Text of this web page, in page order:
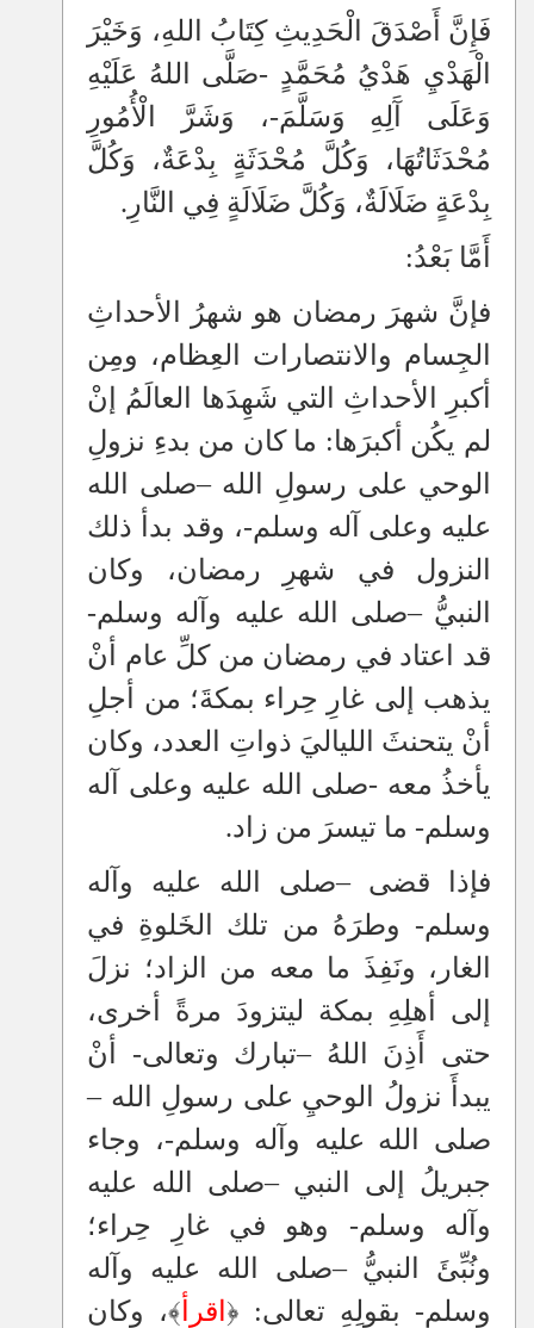
فَإِنَّ أَصْدَقَ الْحَدِيثِ كِتَابُ اللهِ، وَخَيْرَ
الْهَدْيِ هَدْيُ مُحَمَّدٍ -صَلَّى اللهُ عَلَيْهِ
وَعَلَى آَلِهِ وَسَلَّمَ-، وَشَرَّ الْأُمُورِ
مُحْدَثَاتُهَا، وَكُلَّ مُحْدَثَةٍ بِدْعَةٌ، وَكُلَّ
بِدْعَةٍ ضَلَالَةٌ، وَكُلَّ ضَلَالَةٍ فِي النَّارِ.
أَمَّا بَعْدُ:
فإنَّ شهرَ رمضان هو شهرُ الأحداثِ
الجِسام والانتصارات العِظام، ومِن
أكبرِ الأحداثِ التي شَهِدَها العالَمُ إنْ
لم يكُن أكبرَها: ما كان من بدءِ نزولِ
الوحي على رسولِ الله–صلى الله
عليه وعلى آله وسلم-، وقد بدأ ذلك
النزول في شهرِ رمضان، وكان
النبيُّ–صلى الله عليه وآله وسلم-
قد اعتاد في رمضان من كلِّ عام أنْ
يذهب إلى غارِ حِراء بمكةَ؛ من أجلِ
أنْ يتحنثَ اللياليَ ذواتِ العدد، وكان
يأخذُ معه -صلى الله عليه وعلى آله
وسلم- ما تيسرَ من زاد.
فإذا قضى–صلى الله عليه وآله
وسلم- وطرَهُ من تلك الخَلوةِ في
الغار، ونَفِذَ ما معه من الزاد؛ نزلَ
إلى أهلِهِ بمكة ليتزودَ مرةً أخرى،
حتى أَذِنَ اللهُ–تبارك وتعالى- أنْ
يبدأَ نزولُ الوحيِ على رسولِ الله–
صلى الله عليه وآله وسلم-، وجاء
جبريلُ إلى النبي–صلى الله عليه
وآله وسلم- وهو في غارِ حِراء؛
ونُبِّئَ النبيُّ–صلى الله عليه وآله
وسلم- بقولِهِ تعالى: ﴿ اقرأ ﴾، وكان